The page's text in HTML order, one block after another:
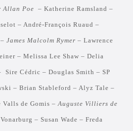
Allan Poe – Katherine Ramsland –
– André-François Ruaud –
James Malcolm Rymer – Lawrence
– Melissa Lee Shaw – Delia
Sire Cédric – Douglas Smith – SP
– Brian Stableford – Alyz Tale –
Valls de Gomis –Auguste Villiers de
– Susan Wade – Freda